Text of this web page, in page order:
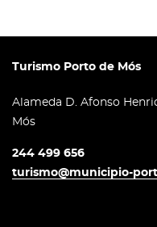
Turismo Porto de Mós
Alameda D. Afonso
Mós
244 499 656
turismo@municipio-